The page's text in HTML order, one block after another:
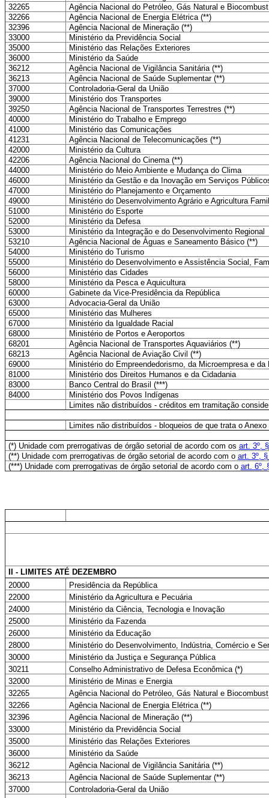
32265
Agência Nacional do Petróleo, Gás Natural e
32266
Agência Nacional de Energia Elétrica (**)
32396
Agência Nacional de Mineração (**)
33000
Ministério da Previdência Social
35000
Ministério das Relações Exteriores
36000
Ministério da Saúde
36212
Agência Nacional de Vigilância Sanitária (**)
36213
Agência Nacional de Saúde Suplementar (**)
37000
Controladoria-Geral da União
39000
Ministério dos Transportes
39250
Agência Nacional de Transportes Terrestres (**)
40000
Ministério do Trabalho e Emprego
41000
Ministério das Comunicações
41231
Agência Nacional de Telecomunicações (**)
42000
Ministério da Cultura
42206
Agência Nacional do Cinema (**)
44000
Ministério do Meio Ambiente e Mudança do Clima
46000
Ministério da Gestão e da Inovação em Serviços
47000
Ministério do Planejamento e Orçamento
49000
Ministério do Desenvolvimento Agrário e Agricultura
51000
Ministério do Esporte
52000
Ministério da Defesa
53000
Ministério da Integração e do Desenvolvimento Regional
53210
Agência Nacional de Águas e Saneamento Básico (**)
54000
Ministério do Turismo
55000
Ministério do Desenvolvimento e Assistência Social,
56000
Ministério das Cidades
58000
Ministério da Pesca e Aquicultura
60000
Gabinete da Vice-Presidência da República
63000
Advocacia-Geral da União
65000
Ministério das Mulheres
67000
Ministério da Igualdade Racial
68000
Ministério de Portos e Aeroportos
68201
Agência Nacional de Transportes Aquaviários (**)
68213
Agência Nacional de Aviação Civil (**)
69000
Ministério do Empreendedorismo, da Microempresa e
81000
Ministério dos Direitos Humanos e da Cidadania
83000
Banco Central do Brasil (***)
84000
Ministério dos Povos Indígenas
Limites não distribuídos - créditos em tramitação
Limites não distribuídos - bloqueios de que trata o Anexo
(*) Unidade com prerrogativas de órgão setorial de acordo com os art. 3º,
(**) Unidade com prerrogativas de órgão setorial de acordo com o art. 3º,
(***) Unidade com prerrogativas de órgão setorial de acordo com o art. 6º,
II - LIMITES ATÉ DEZEMBRO
20000
Presidência da República
22000
Ministério da Agricultura e Pecuária
24000
Ministério da Ciência, Tecnologia e Inovação
25000
Ministério da Fazenda
26000
Ministério da Educação
28000
Ministério do Desenvolvimento, Indústria, Comércio e
30000
Ministério da Justiça e Segurança Pública
30211
Conselho Administrativo de Defesa Econômica (*)
32000
Ministério de Minas e Energia
32265
Agência Nacional do Petróleo, Gás Natural e
32266
Agência Nacional de Energia Elétrica (**)
32396
Agência Nacional de Mineração (**)
33000
Ministério da Previdência Social
35000
Ministério das Relações Exteriores
36000
Ministério da Saúde
36212
Agência Nacional de Vigilância Sanitária (**)
36213
Agência Nacional de Saúde Suplementar (**)
37000
Controladoria-Geral da União